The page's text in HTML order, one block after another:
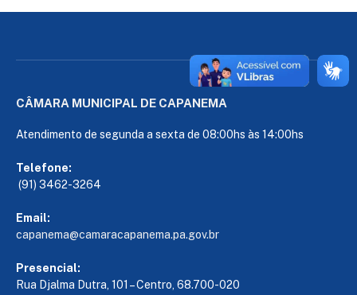
CÂMARA MUNICIPAL DE CAPANEMA
Atendimento de segunda a sexta de 08:00hs às 14:00hs
Telefone:
(91) 3462-3264
Email:
capanema@camaracapanema.pa.gov.br
Presencial:
Rua Djalma Dutra, 101 – Centro, 68.700-020